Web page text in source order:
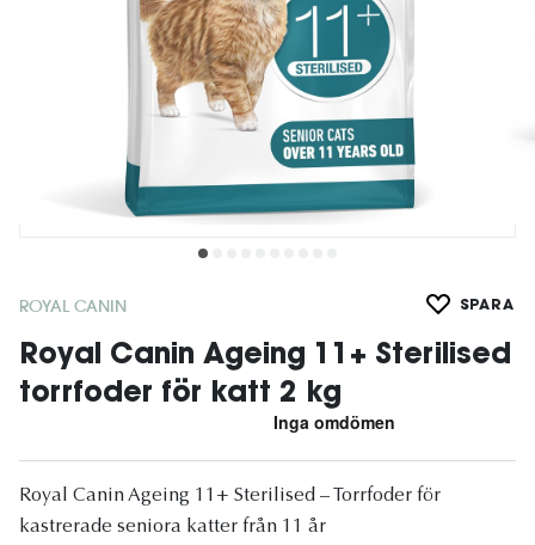
ROYAL CANIN SPARA
Royal Canin Ageing 11+ Sterilised
torrfoder för katt 2 kg
Royal Canin Ageing 11+ Sterilised – Torrfoder för
kastrerade seniora katter från 11 år